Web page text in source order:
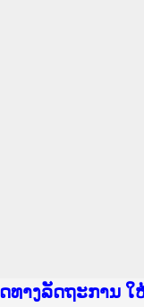
ະການ ແລະ ແອັ
າງລັດຖະການ
ຕິບັດວຽກງານຈົ
ໝາຍເຫດທາງລັ
ໝາຍເຫດທາງລັ
ໄຊຈົດໝາຍເຫດ
ໄຊຈົດໝາຍເຫດ
ລັດຖະການໃຫ້ຜູ້
າງລັດຖະການ ໃ